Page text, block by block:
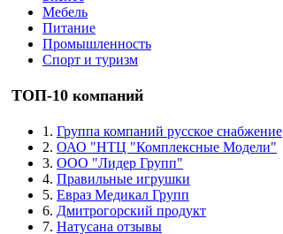
Мебель
Питание
Промышленность
Спорт и туризм
ТОП-10 компаний
1. Группа компаний русское снабжение
2. ОАО "НТЦ "Комплексные Модели"
3. ООО "Лидер Групп"
4. Правильные игрушки
5. Евраз Медикал Групп
6. Дмитрогорский продукт
7. Натусана отзывы